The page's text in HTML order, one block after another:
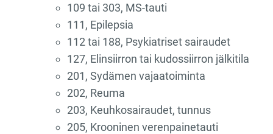
109 tai 303, MS-tauti
111, Epilepsia
112 tai 188, Psykiatriset sairaudet
127, Elinsiirron tai kudossiirron jälkitila
201, Sydämen vajaatoiminta
202, Reuma
203, Keuhkosairaudet, tunnus
205, Krooninen verenpainetauti